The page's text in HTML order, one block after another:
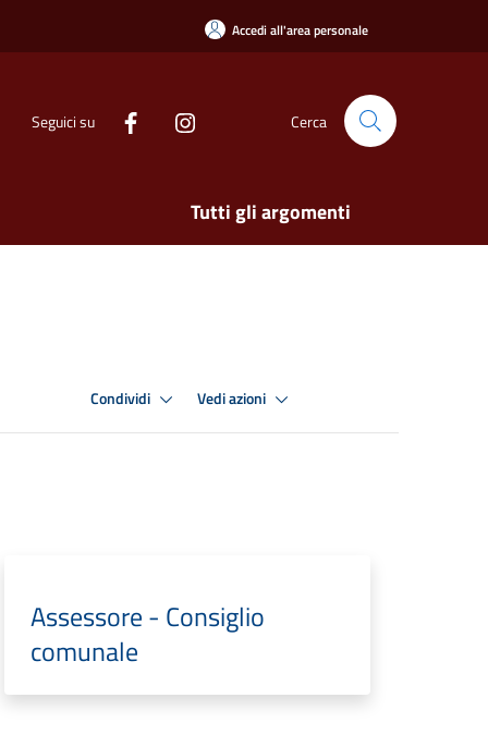
Accedi all'area personale
Seguici su Cerca
Tutti gli argomenti
Condividi Vedi azioni
Assessore - Consiglio
comunale